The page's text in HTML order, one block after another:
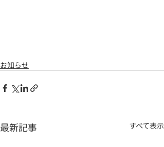
お知らせ
最新記事 すべて表示